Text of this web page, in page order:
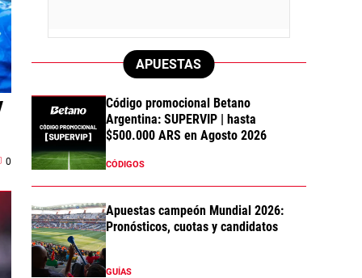
0
APUESTAS
Código promocional Betano
Argentina: SUPERVIP | hasta
$500.000 ARS en Agosto 2026
CÓDIGOS
Apuestas campeón Mundial 2026:
Pronósticos, cuotas y candidatos
GUÍAS